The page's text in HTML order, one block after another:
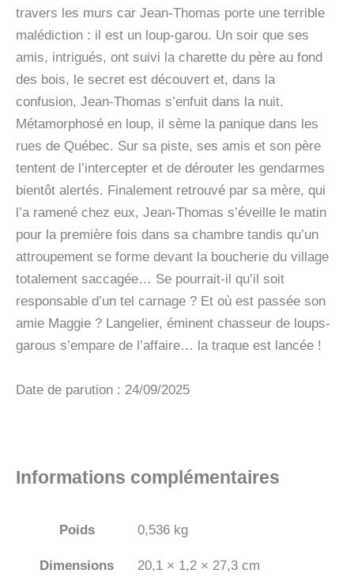
travers les murs car Jean-Thomas porte une terrible
malédiction : il est un loup-garou. Un soir que ses
amis, intrigués, ont suivi la charette du père au fond
des bois, le secret est découvert et, dans la
confusion, Jean-Thomas s’enfuit dans la nuit.
Métamorphosé en loup, il sème la panique dans les
rues de Québec. Sur sa piste, ses amis et son père
tentent de l’intercepter et de dérouter les gendarmes
bientôt alertés. Finalement retrouvé par sa mère, qui
l’a ramené chez eux, Jean-Thomas s’éveille le matin
pour la première fois dans sa chambre tandis qu’un
attroupement se forme devant la boucherie du village
totalement saccagée… Se pourrait-il qu’il soit
responsable d’un tel carnage ? Et où est passée son
amie Maggie ? Langelier, éminent chasseur de loups-
garous s’empare de l’affaire… la traque est lancée !
Date de parution : 24/09/2025
Informations complémentaires
Poids 0,536 kg
Dimensions 20,1 × 1,2 × 27,3 cm